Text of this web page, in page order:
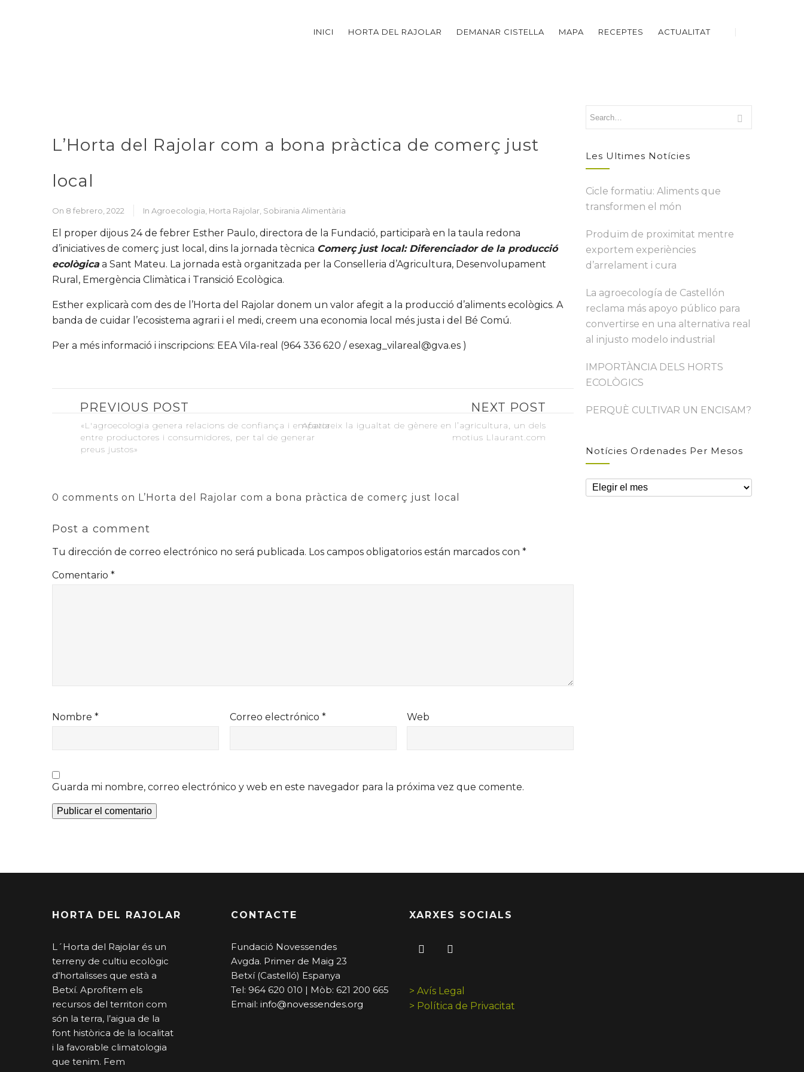
INICI HORTA DEL RAJOLAR DEMANAR CISTELLA MAPA RECEPTES ACTUALITAT
L’Horta del Rajolar com a bona pràctica de comerç just
local
On 8 febrero, 2022 InAgroecologia Horta Rajolar Sobirania Alimentària
El proper dijous 24 de febrer Esther Paulo, directora de la Fundació, participarà en la taula redona
d’iniciatives de comerç just local, dins la jornada tècnica Comerç just local: Diferenciador de la producció
ecològicaa Sant Mateu. La jornada està organitzada per la Conselleria d’Agricultura, Desenvolupament
Rural, Emergència Climàtica i Transició Ecològica.
Esther explicarà com des de l’Horta del Rajolar donem un valor afegit a la producció d’aliments ecològics. A
banda de cuidar l’ecosistema agrari i el medi, creem una economia local més justa i del Bé Comú.
Per a més informació i inscripcions: EEA Vila-real (964 336 620 / esexag_vilareal@gva.es )
PREVIOUS POST
«L'agroecologia genera relacions de confiança i empatia
entre productores i consumidores, per tal de generar
preus justos»
NEXT POST
Afavoreix la igualtat de gènere en l’agricultura, un dels
motius Llaurant.com
0 comments on L’Horta del Rajolar com a bona pràctica de comerç just local
Post a comment
Tu dirección de correo electrónico no será publicada. Los campos obligatorios están marcados con*
Comentario*
Nombre* Correo electrónico * Web
Guarda mi nombre, correo electrónico y web en este navegador para la próxima vez que comente.
Les Ultimes Notícies
Cicle formatiu: Aliments que
transformen el món
Produïm de proximitat mentre
exportem experiències
d’arrelament i cura
La agroecología de Castellón
reclama más apoyo público para
convertirse en una alternativa real
al injusto modelo industrial
IMPORTÀNCIA DELS HORTS
ECOLÒGICS
PERQUÈ CULTIVAR UN ENCISAM?
Notícies Ordenades Per Mesos
Notícies
ordenades
HORTA DEL RAJOLAR
L´Horta del Rajolar és un
terreny de cultiu ecològic
d’hortalisses que està a
Betxí. Aprofitem els
recursos del territori com
són la terra, l’aigua de la
font històrica de la localitat
i la favorable climatologia
que tenim. Fem
CONTACTE
Fundació Novessendes
Avgda. Primer de Maig 23
Betxí (Castelló) Espanya
Tel: 964 620 010 | Mòb: 621 200 665
Email: info@novessendes.org
XARXES SOCIALS
> Avís Legal
> Política de Privacitat